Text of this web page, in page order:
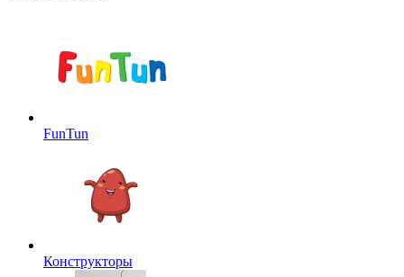
FunTun
Конструкторы